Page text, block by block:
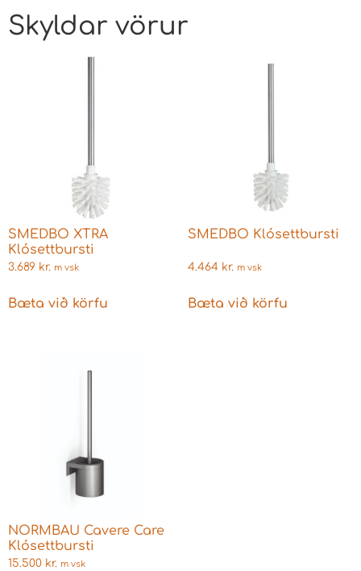
Skyldar vörur
SMEDBO XTRA
Klósettbursti
3.689 kr. m vsk
Bæta við körfu
SMEDBO Klósettbursti
4.464 kr. m vsk
Bæta við körfu
NORMBAU Cavere Care
Klósettbursti
15.500 kr. m vsk